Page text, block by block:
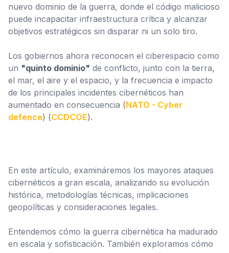
nuevo dominio de la guerra, donde el código malicioso
puede incapacitar infraestructura crítica y alcanzar
objetivos estratégicos sin disparar ni un solo tiro.
Los gobiernos ahora reconocen el ciberespacio como
un "quinto dominio" de conflicto, junto con la tierra,
el mar, el aire y el espacio, y la frecuencia e impacto
de los principales incidentes cibernéticos han
aumentado en consecuencia (NATO - Cyber
defence) (CCDCOE).
En este artículo, examináremos los mayores ataques
cibernéticos a gran escala, analizando su evolución
histórica, metodologías técnicas, implicaciones
geopolíticas y consideraciones legales.
Entendemos cómo la guerra cibernética ha madurado
en escala y sofisticación. También exploramos cómo